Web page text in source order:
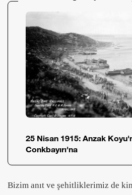
25 Nisan 1915: Anzak
Conkbayırı'na
Bizim anıt ve şehitliklerimiz de